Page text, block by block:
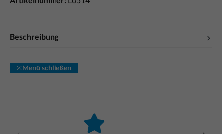
Beschreibung
Menü schließen